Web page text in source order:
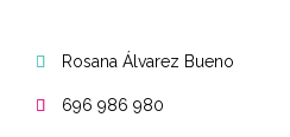
 Rosana Álvarez Bueno
 696 986 980